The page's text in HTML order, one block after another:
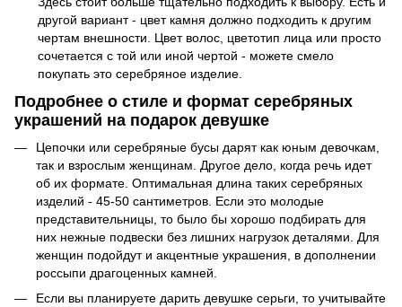
другой вариант - цвет камня должно подходить к другим
чертам внешности. Цвет волос, цветотип лица или просто
сочетается с той или иной чертой - можете смело
покупать это серебряное изделие.
Подробнее о стиле и формат серебряных
украшений на подарок девушке
Цепочки или серебряные бусы дарят как юным девочкам,
так и взрослым женщинам. Другое дело, когда речь идет
об их формате. Оптимальная длина таких серебряных
изделий - 45-50 сантиметров. Если это молодые
представительницы, то было бы хорошо подбирать для
них нежные подвески без лишних нагрузок деталями. Для
женщин подойдут и акцентные украшения, в дополнении
россыпи драгоценных камней.
Если вы планируете дарить девушке серьги, то учитывайте